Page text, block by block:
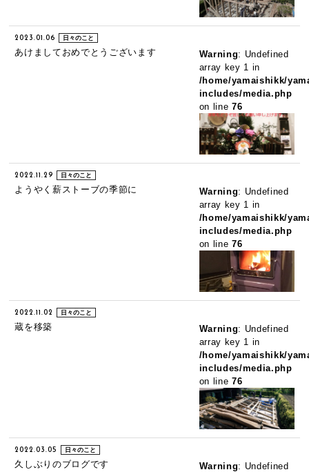
Warning: Undefined
array key 1 in
/home/yamaishikk/
includes/media.php
on line76
2023.01.06 日々のこと
あけましておめでとうございます
Warning: Undefined
array key 1 in
/home/yamaishikk/
includes/media.php
on line76
2022.11.29 日々のこと
ようやく薪ストーブの季節に
Warning: Undefined
array key 1 in
/home/yamaishikk/
includes/media.php
on line76
2022.11.02 日々のこと
蔵を移築
Warning: Undefined
2022.03.05 日々のこと
久しぶりのブログです